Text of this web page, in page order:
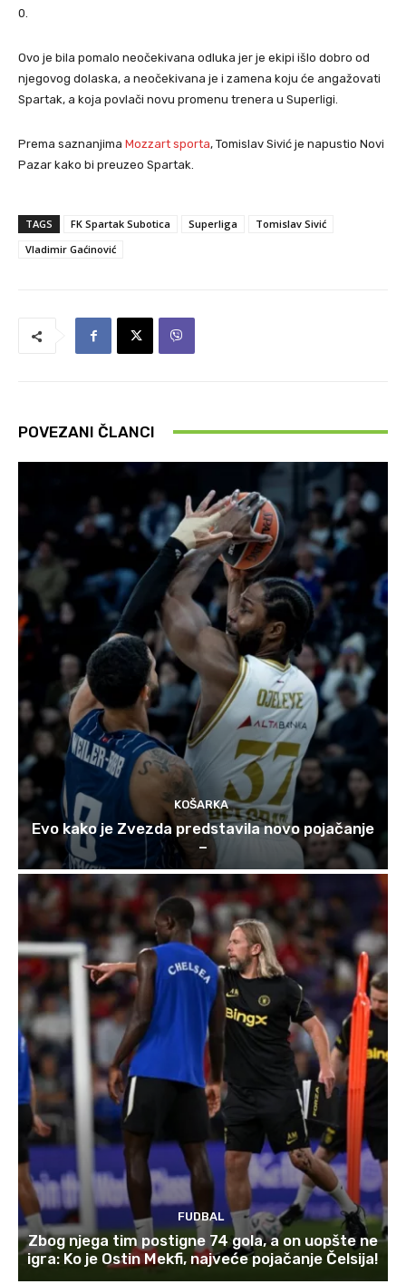
0.
Ovo je bila pomalo neočekivana odluka jer je ekipi išlo dobro od
njegovog dolaska, a neočekivana je i zamena koju će angažovati
Spartak, a koja povlači novu promenu trenera u Superligi.
Prema saznanjima Mozzart sporta, Tomislav Sivić je napustio Novi
Pazar kako bi preuzeo Spartak.
TAGS FK Spartak Subotica Superliga
Tomislav Sivić
Vladimir Gaćinović
POVEZANI ČLANCI
KOŠARKA
Evo kako je Zvezda predstavila novo pojačanje
–
FUDBAL
Zbog njega tim postigne 74 gola, a on uopšte ne
igra: Ko je Ostin Mekfi, najveće pojačanje Čelsija!